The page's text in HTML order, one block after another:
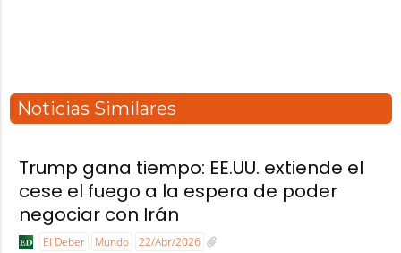
Noticias Similares
Trump gana tiempo: EE.UU. extiende el
cese el fuego a la espera de poder
negociar con Irán
El Deber Mundo 22/Abr/2026